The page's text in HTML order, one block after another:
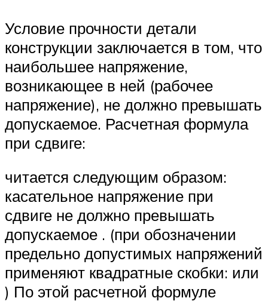
Условие прочности детали
конструкции заключается в том, что
наибольшее напряжение,
возникающее в ней (рабочее
напряжение), не должно превышать
допускаемое. Расчетная формула
при сдвиге:
читается следующим образом:
касательное напряжение при
сдвиге не должно превышать
допускаемое . (при обозначении
предельно допустимых напряжений
применяют квадратные скобки: или
) По этой расчетной формуле